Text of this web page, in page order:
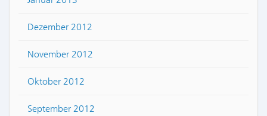
Dezember 2012
November 2012
Oktober 2012
September 2012